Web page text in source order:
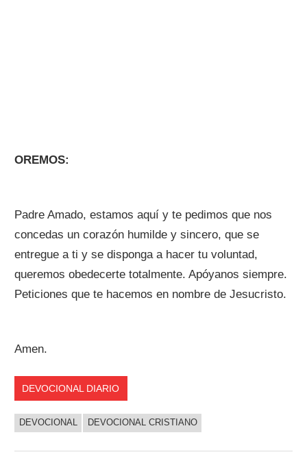
OREMOS:
Padre Amado, estamos aquí y te pedimos que nos
concedas un corazón humilde y sincero, que se
entregue a ti y se disponga a hacer tu voluntad,
queremos obedecerte totalmente. Apóyanos siempre.
Peticiones que te hacemos en nombre de Jesucristo.
Amen.
DEVOCIONAL DIARIO
DEVOCIONAL DEVOCIONAL CRISTIANO